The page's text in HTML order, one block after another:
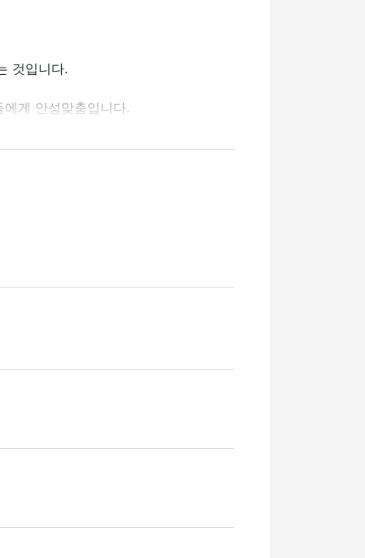
것입니다.
게 안성맞춤입니다.